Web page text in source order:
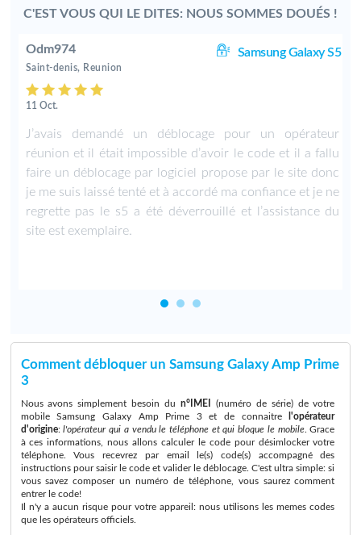
C'EST VOUS QUI LE DITES: NOUS SOMMES DOUÉS !
Odm974 Samsung Galaxy S5
Saint-denis, Reunion
11 Oct.
J’avais demandé un déblocage pour un opérateur
réunion et il était impossible d’avoir le code et il a fallu
faire un déblocage par logiciel propose par le site donc
je me suis laissé tenté et à accordé ma confiance et je ne
regrette pas le s5 a été déverrouillé et l’assistance du
site est exemplaire.
Comment débloquer un Samsung Galaxy Amp Prime
3
Nous avons simplement besoin du n°IMEI
(numéro de série) de votre
mobile Samsung Galaxy Amp Prime 3 et de connaitre
l'opérateur
d'origine:l'opérateur qui a vendu le téléphone et qui bloque le mobile. Grace
à ces informations, nous allons calculer le code pour désimlocker votre
téléphone. Vous recevrez par email le(s) code(s) accompagné des
instructions pour saisir le code et valider le déblocage. C'est ultra simple: si
vous savez composer un numéro de téléphone, vous saurez comment
entrer le code!
Il n'y a aucun risque pour votre appareil: nous utilisons les memes codes
que les opérateurs officiels.